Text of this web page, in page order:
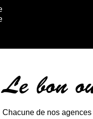
Le bon
Chacune de nos